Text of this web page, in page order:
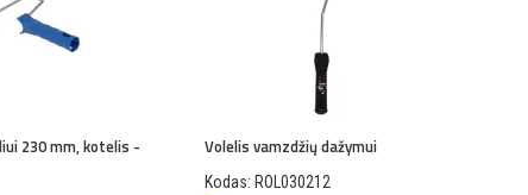
230 mm, kotelis -
Volelis vamzdžių dažymui
Kodas: ROL030212